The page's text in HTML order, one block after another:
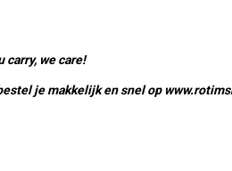
carry, we care!
je makkelijk en snel op